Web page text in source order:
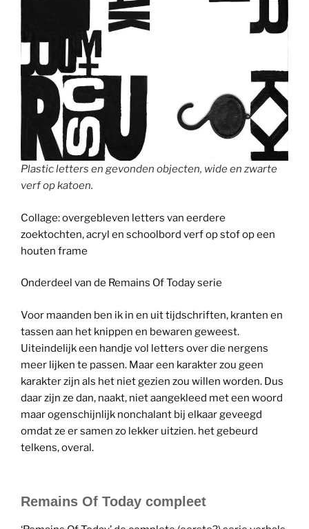
Plastic letters en gevonden objecten, wide en zwarte
verf op katoen.
Collage: overgebleven letters van eerdere
zoektochten, acryl en schoolbord verf op stof op een
houten frame
Onderdeel van de Remains Of Today serie
Voor maanden ben ik in en uit tijdschriften, kranten en
tassen aan het knippen en bewaren geweest.
Uiteindelijk een handje vol letters over die nergens
meer lijken te passen. Maar een karakter zou geen
karakter zijn als het niet gezien zou willen worden. Dus
daar zijn ze dan, naakt, niet aangekleed met een woord
maar ogenschijnlijk nonchalant bij elkaar geveegd
omdat ze er samen zo lekker uitzien. het gebeurd
telkens, overal.
Remains Of Today compleet